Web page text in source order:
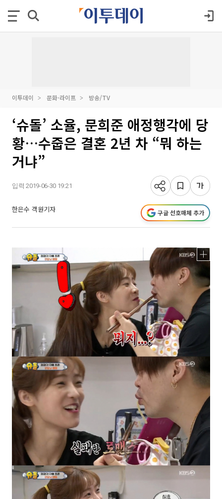
이투데이 문화·라이프 방송/TV
‘슈돌’ 소율, 문희준 애정행각에 당
황…수줍은 결혼 2년 차 “뭐 하는
거냐”
입력 2019-06-30 19:21
한은수 객원기자 구글 선호매체 추가